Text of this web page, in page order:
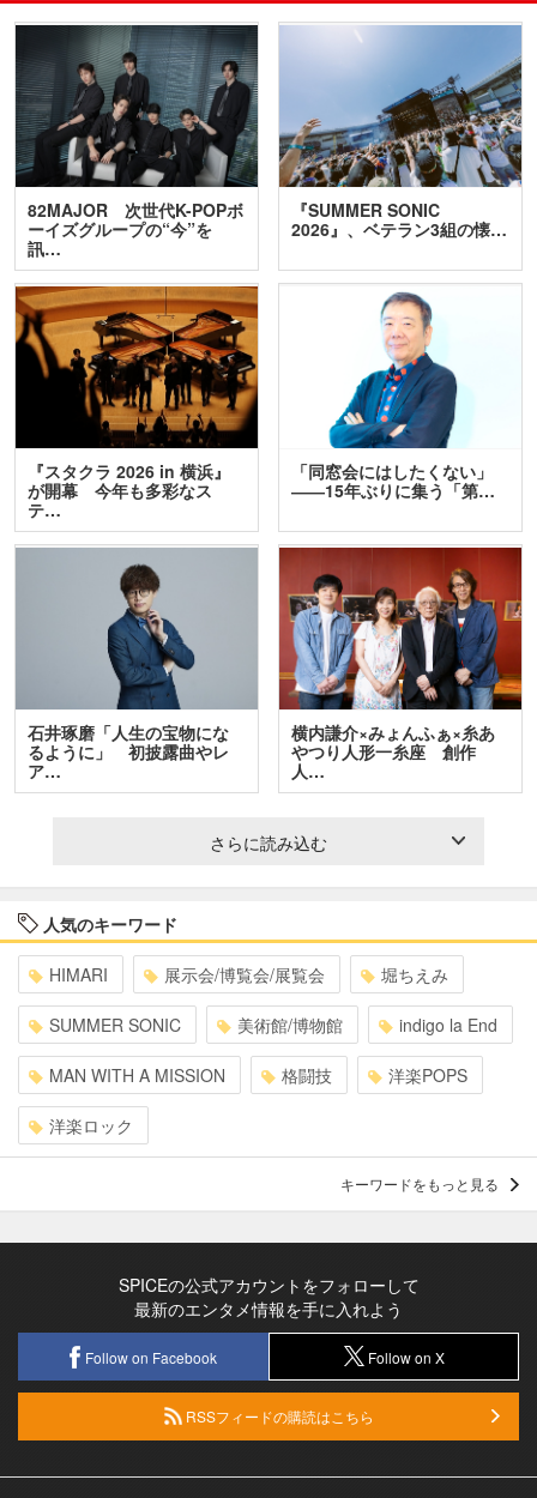
82MAJOR 次世代K-POPボ
ーイズグループの“今”を
訊…
『SUMMER SONIC
2026』、ベテラン3組の懐…
『スタクラ 2026 in 横浜』
が開幕 今年も多彩なス
テ…
「同窓会にはしたくない」
――15年ぶりに集う「第…
石井琢磨「人生の宝物にな
るように」 初披露曲やレ
ア…
横内謙介×みょんふぁ×糸あ
やつり人形一糸座 創作
人…
さらに読み込む
人気のキーワード
HIMARI 展示会/博覧会/展覧会 堀ちえみ
SUMMER SONIC 美術館/博物館 indigo la End
MAN WITH A MISSION 格闘技 洋楽POPS
洋楽ロック
キーワードをもっと見る
SPICEの公式アカウントをフォローして
最新のエンタメ情報を手に入れよう
Follow on Facebook Follow on X
RSSフィードの購読はこちら